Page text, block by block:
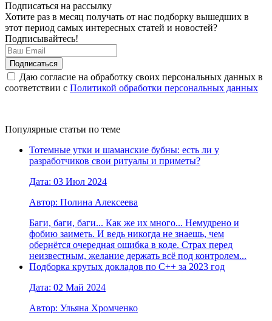
Подписаться на рассылку
Хотите раз в месяц получать от нас подборку вышедших в
этот период самых интересных статей и новостей?
Подписывайтесь!
Даю согласие на обработку своих персональных данных в
соответствии с Политикой обработки персональных данных
Популярные статьи по теме
Тотемные утки и шаманские бубны: есть ли у
разработчиков свои ритуалы и приметы?
Дата: 03 Июл 2024
Автор: Полина Алексеева
Баги, баги, баги... Как же их много... Немудрено и
фобию заиметь. И ведь никогда не знаешь, чем
обернётся очередная ошибка в коде. Страх перед
неизвестным, желание держать всё под контролем...
Подборка крутых докладов по С++ за 2023 год
Дата: 02 Май 2024
Автор: Ульяна Хромченко